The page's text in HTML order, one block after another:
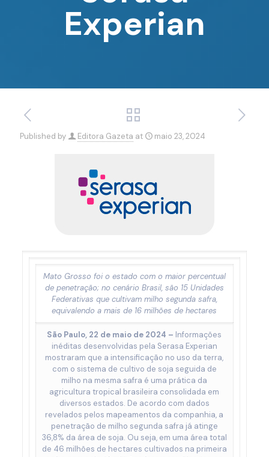
Experian
Published by Editora Gazeta at maio 23, 2024
Mato Grosso foi o estado com o maior percentual
de penetração; no cenário Brasil, são 15 Unidades
Federativas que cultivam milho segunda safra,
equivalendo a mais de 16 milhões de hectares
São Paulo, 22 de maio de 2024 – Informações
inéditas desenvolvidas pela Serasa Experian
mostraram que a intensificação no uso da terra,
com o sistema de cultivo de soja seguida de
milho na mesma safra é uma prática da
agricultura tropical brasileira consolidada em
diversos estados. De acordo com dados
revelados pelos mapeamentos da companhia, a
penetração de milho segunda safra já atinge
36,8% da área de soja. Ou seja, em uma área total
de 46 milhões de hectares cultivados na primeira